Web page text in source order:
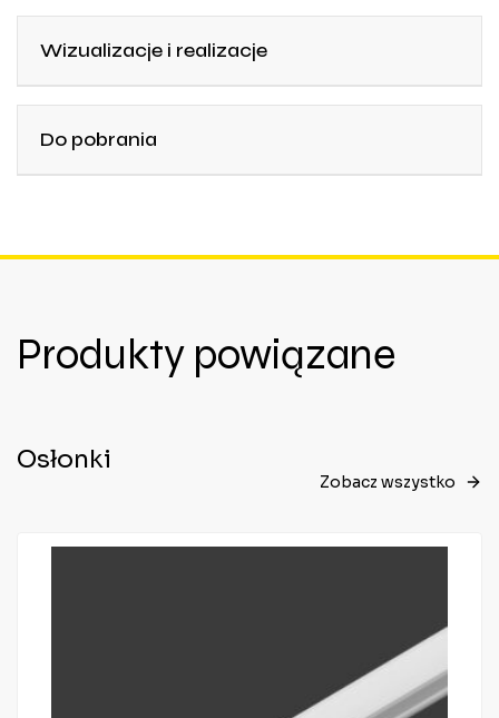
Wizualizacje i realizacje
Do pobrania
Produkty powiązane
Osłonki
Zobacz wszystko